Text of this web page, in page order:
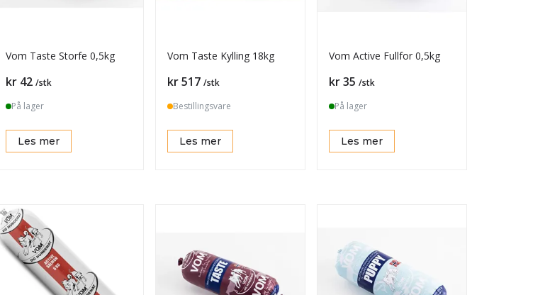
Vom Taste Storfe 0,5kg
Pris
kr 42 /stk
På lager
Les mer
Vom Taste Kylling 18kg
Pris
kr 517 /stk
Bestillingsvare
Les mer
Vom Active Fullfor 0,5kg
Pris
kr 35 /stk
På lager
Les mer